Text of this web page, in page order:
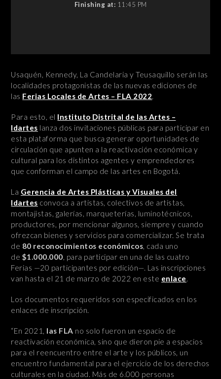
Finishing at: 11:45 PM
Usaquén, Kennedy, La Candelaria y Teusaquillo serán las
localidades protagonistas de las nuevas ediciones de
las Ferias Locales de Artes – FLA 2022.
Para esto, el Instituto Distrital de las Artes –
Idartes lanza dos invitaciones públicas para participar en
esta plataforma que busca generar oportunidades de
circulación que apunten a la reactivación económica y
cultural para los distintos agentes y emprendedores
que conforman el campo de las artes en Bogotá.
La Gerencia de Artes Plásticas y Visuales del
Idartes convoca a artistas, colectivos de artistas,
montajistas, galerías, marqueterías, luminotécnicos,
productores, por mencionar algunos, siempre y cuando
ofrezcan bienes y servicios para comercializar. Se trata
de 80 reconocimientos económicos, cada uno
de $1.000.000, para participar en una de las cuatro
Ferias —20 participantes por edición—. Las inscripciones
van hasta el 21 de marzo de 2022 en este enlace.
Los documentos requeridos son especificados en los
enlaces de inscripción.
“En 2021, las FLA no solo fueron un espacio de
reactivación económica, sino que dieron pie a espacios
para el reencuentro entre el arte y los públicos, un
encuentro fundamental para el ejercicio de los derechos
culturales en la ciudad. Más de 6.000 personas